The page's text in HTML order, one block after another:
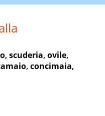
,scuderia,ovile,
,concimaia,